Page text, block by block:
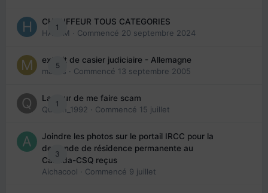
1
CHAUFFEUR TOUS CATEGORIES
HAZEM · Commencé 20 septembre 2024
5
extrait de casier judiciaire - Allemagne
maries · Commencé 13 septembre 2005
1
La peur de me faire scam
Queen_1992 · Commencé 15 juillet
3
Joindre les photos sur le portail IRCC pour la
demande de résidence permanente au
Canada-CSQ reçus
Aichacool · Commencé 9 juillet